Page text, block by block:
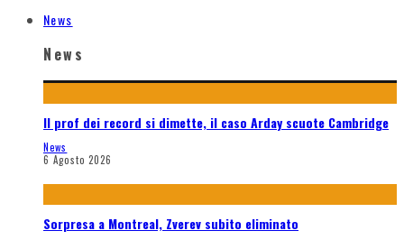
News
News
Il prof dei record si dimette, il caso Arday scuote Cambridge
News
6 Agosto 2026
Sorpresa a Montreal, Zverev subito eliminato